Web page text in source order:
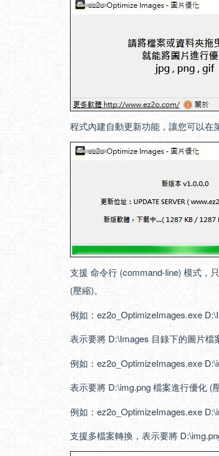
程式內建自動更新功能，讓您可以在
支援 命令行 (command-line) 模式，
(壓縮)。
例如：ez2o_OptimizeImages.exe
表示要將 D:\Images 目錄下的圖片檔
例如：ez2o_OptimizeImages.exe
表示要將 D:\img.png 檔案進行優化 (壓
例如：ez2o_OptimizeImages.exe
支援多檔案轉換，表示要將